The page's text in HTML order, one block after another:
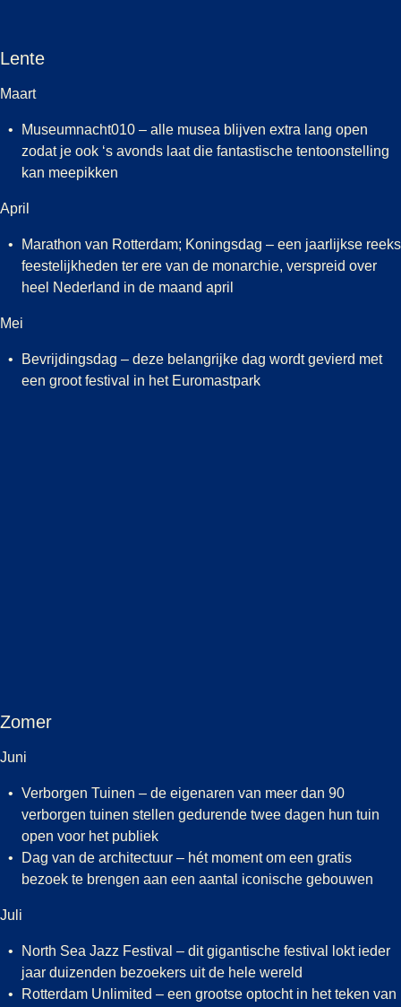
Lente
Maart
Museumnacht010 – alle musea blijven extra lang open
zodat je ook ‘s avonds laat die fantastische tentoonstelling
kan meepikken
April
Marathon van Rotterdam; Koningsdag – een jaarlijkse reeks
feestelijkheden ter ere van de monarchie, verspreid over
heel Nederland in de maand april
Mei
Bevrijdingsdag – deze belangrijke dag wordt gevierd met
een groot festival in het Euromastpark
Zomer
Juni
Verborgen Tuinen – de eigenaren van meer dan 90
verborgen tuinen stellen gedurende twee dagen hun tuin
open voor het publiek
Dag van de architectuur – hét moment om een gratis
bezoek te brengen aan een aantal iconische gebouwen
Juli
North Sea Jazz Festival – dit gigantische festival lokt ieder
jaar duizenden bezoekers uit de hele wereld
Rotterdam Unlimited – een grootse optocht in het teken van